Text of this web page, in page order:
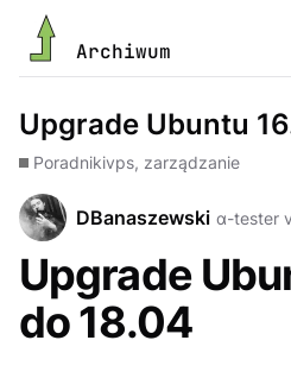
Archiwum
Upgrade Ubuntu
Poradnikivps, zarządzanie
DBanaszewski α-tester
Upgrade
do 18.04